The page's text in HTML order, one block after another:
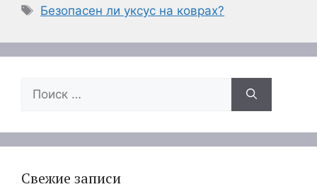
Метки
Безопасен ли уксус на коврах?
Поиск:
Свежие записи